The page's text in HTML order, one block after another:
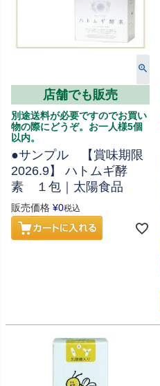
店舗でも販売
別途送料が必要ですのでお買い
物の際にどうぞ。お一人様5個
以内。
●サンプル 【賞味期限
2026.9】 ハトムギ酵
素 １包｜太陽食品
販売価格 ¥0税込